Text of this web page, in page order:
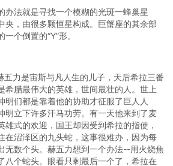
办法就是寻找一个模糊的光斑一蜂巢星
央，由很多颗恒星构成。巨蟹座的其余部
个倒置的“Y”形。
力是宙斯与凡人生的儿子，天后希拉三番
希腊最伟大的英雄，世间最壮的人。世上
明们都是靠着他的协助才征服了巨人人
明立下许多汗马功劳。有一天他来到了麦
雄式的欢迎，国王却因受到希拉的指使，
在沼泽区的九头蛇，这事很难办，因为每
无数个头。赫五力想到一个办法--用火烧焦
八个蛇头。眼看只剩最后一个了，希拉在